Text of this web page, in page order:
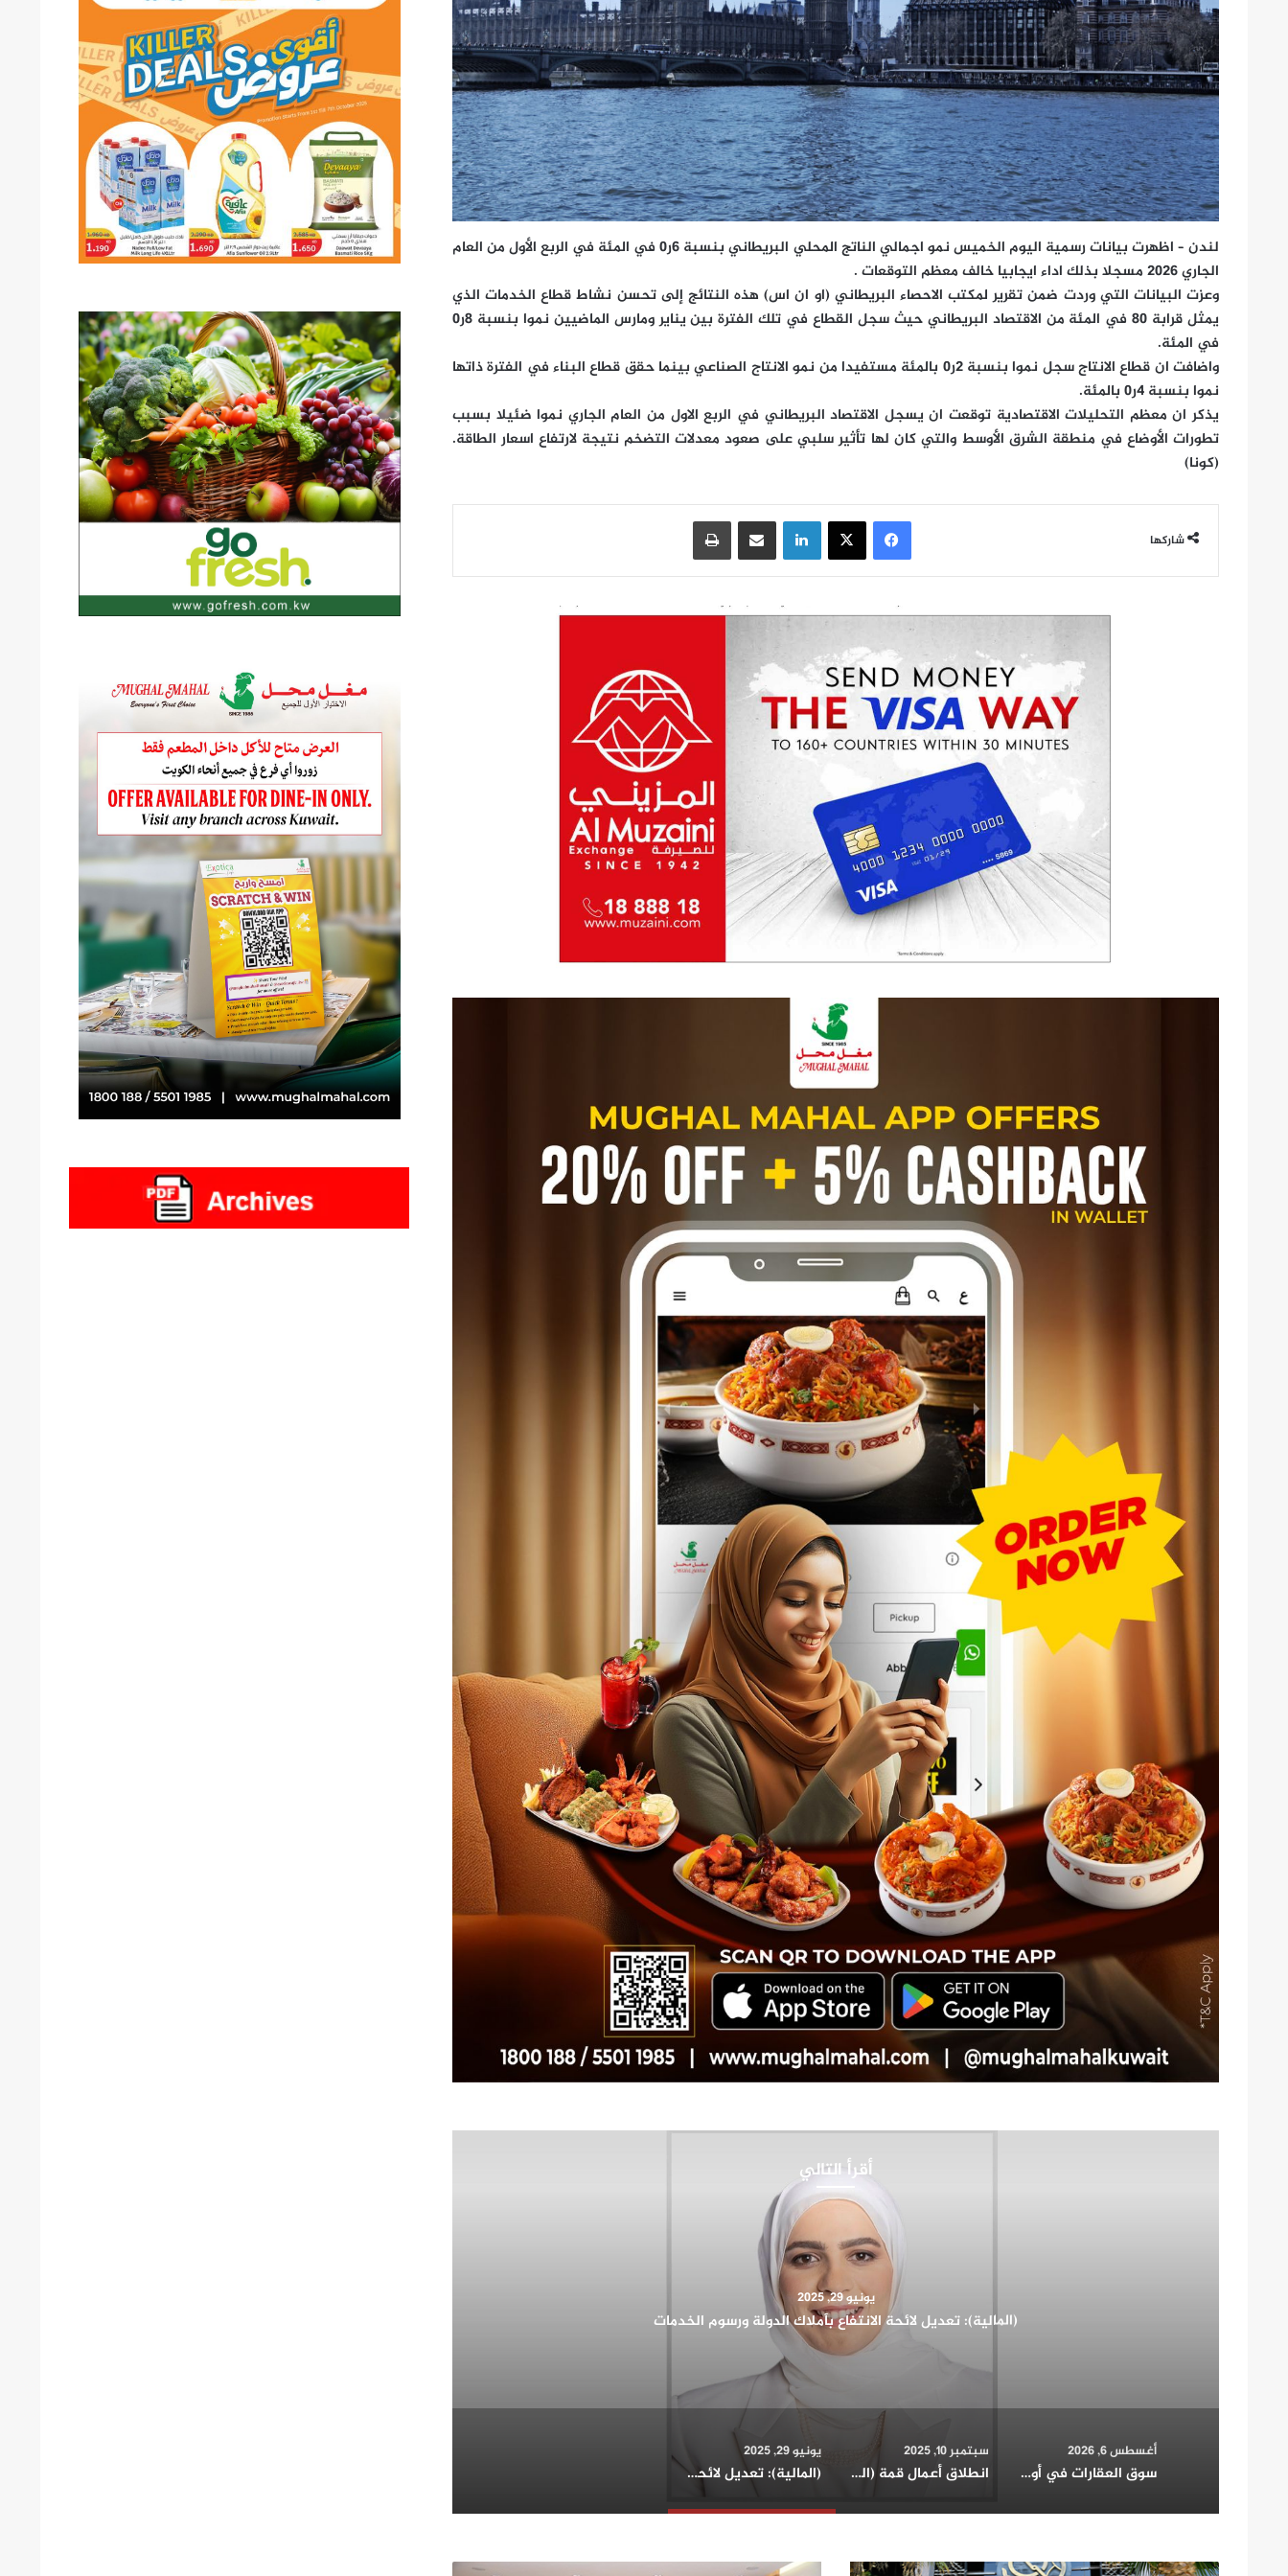
لندن – اظهرت بيانات رسمية اليوم الخميس نمو اجمالي الناتج المحلي البريطاني بنسبة 6ر0 في المئة في الربع الأول من العام
الجاري 2026 مسجلا بذلك اداء ايجابيا خالف معظم التوقعات .
وعزت البيانات التي وردت ضمن تقرير لمكتب الاحصاء البريطاني (او ان اس) هذه النتائج إلى تحسن نشاط قطاع الخدمات الذي
يمثل قرابة 80 في المئة من الاقتصاد البريطاني حيث سجل القطاع في تلك الفترة بين يناير ومارس الماضيين نموا بنسبة 8ر0
في المئة.
واضافت ان قطاع الانتاج سجل نموا بنسبة 2ر0 بالمئة مستفيدا من نمو الانتاج الصناعي بينما حقق قطاع البناء في الفترة ذاتها
نموا بنسبة 4ر0 بالمئة.
يذكر ان معظم التحليلات الاقتصادية توقعت ان يسجل الاقتصاد البريطاني في الربع الاول من العام الجاري نموا ضئيلا بسبب
تطورات الأوضاع في منطقة الشرق الأوسط والتي كان لها تأثير سلبي على صعود معدلات التضخم نتيجة لارتفاع اسعار الطاقة.
(كونا)
شاركها
فيسبوك‫X لينكدإنمشاركة عبر البريد طباعة
أقرأ التالي
أغسطس 6, 2026
سوق العقارات في أوزبكستان: استكشاف آفاق النمو والاستثمار واتجاهات الطلب للعقارات كمرآة التحول
الاقتصادي
أغسطس 6, 2026
سوق العقارات في أوزبكستان: استكشاف آفاق النمو والاستثمار واتجاهات الطلب للعقارات كمرآة التحول الاقتصادي
سبتمبر 10, 2025
انطلاق أعمال قمة (الحزام والطريق) بنسختها العاشرة في هونغ كونغ
يونيو 29, 2025
(المالية): تعديل لائحة الانتفاع بأملاك الدولة ورسوم الخدمات
بورصة وزير